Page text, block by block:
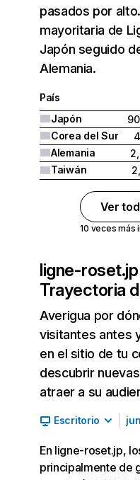
pasados por
mayoritaria de
Japón seguido
Alemania.
País
Japón
Corea del Sur
Alemania
Taiwán
Ver
10 veces más
ligne-roset.jp
Trayectoria
Averigua por
visitantes antes
en el sitio de tu
descubrir
atraer a su
Escritorio
En ligne-roset.jp,
principalmente de